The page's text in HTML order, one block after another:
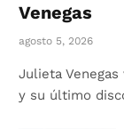
Venegas
agosto 5, 2026
Julieta
y su último